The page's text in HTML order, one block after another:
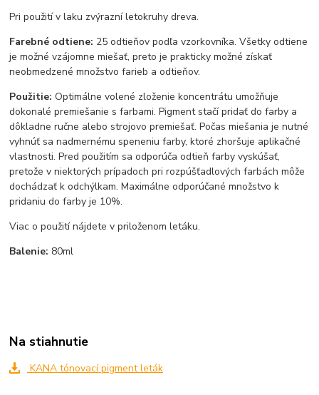
Pri použití v laku zvýrazní letokruhy dreva.
Farebné odtiene: 25 odtieňov podľa vzorkovníka. Všetky odtiene
je možné vzájomne miešať, preto je prakticky možné získať
neobmedzené množstvo farieb a odtieňov.
Použitie: Optimálne volené zloženie koncentrátu umožňuje
dokonalé premiešanie s farbami. Pigment stačí pridať do farby a
dôkladne ručne alebo strojovo premiešať. Počas miešania je nutné
vyhnúť sa nadmernému speneniu farby, ktoré zhoršuje aplikačné
vlastnosti. Pred použitím sa odporúča odtieň farby vyskúšať,
pretože v niektorých prípadoch pri rozpúšťadlových farbách môže
dochádzať k odchýlkam. Maximálne odporúčané množstvo k
pridaniu do farby je 10%.
Viac o použití nájdete v priloženom letáku.
Balenie: 80ml
Na stiahnutie
KANA tónovací pigment leták